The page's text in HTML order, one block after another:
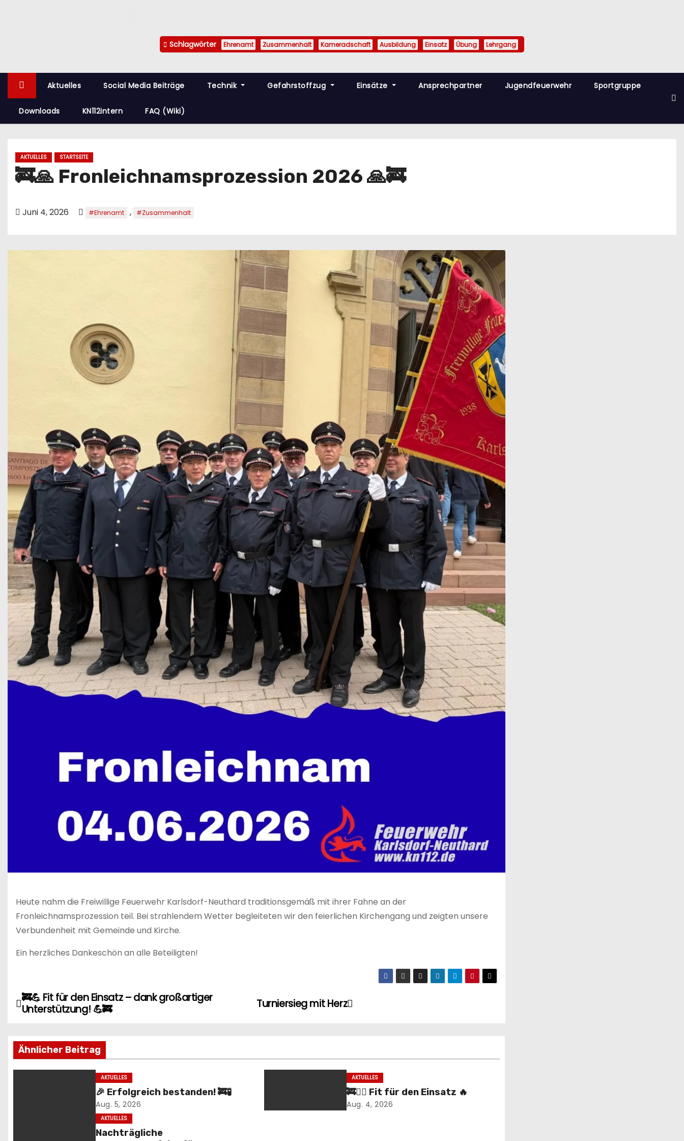
Schlagwörter Ehrenamt Zusammenhalt Kameradschaft Ausbildung Einsatz Übung Lehrgang
Aktuelles Social Media Beiträge Technik Gefahrstoffzug Einsätze Ansprechpartner Jugendfeuerwehr Sportgruppe
Downloads KN112intern FAQ (Wiki)
AKTUELLES STARTSEITE
🚒🙏 Fronleichnamsprozession 2026 🙏🚒
Juni 4, 2026 #Ehrenamt , #Zusammenhalt
Heute nahm die Freiwillige Feuerwehr Karlsdorf-Neuthard traditionsgemäß mit ihrer Fahne an der
Fronleichnamsprozession teil. Bei strahlendem Wetter begleiteten wir den feierlichen Kirchengang und zeigten unsere
Verbundenheit mit Gemeinde und Kirche.
Ein herzliches Dankeschön an alle Beteiligten!
B
i
t
Turniersieg mit Herz
🚒💪 Fit für den Einsatz – dank großartiger
Unterstützung! 💪🚒
Ähnlicher Beitrag
AKTUELLES
🎉 Erfolgreich bestanden! 🚒🧪
Aug. 5, 2026
AKTUELLES
🚒🏃‍♂️ Fit für den Einsatz 🔥
Aug. 4, 2026
AKTUELLES
Nachträgliche